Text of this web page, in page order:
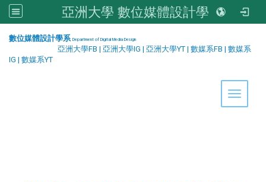
亞洲大學 數位媒體設計學系
數位媒體設計學系 Department of Digital Media Design
亞洲大學FB | 亞洲大學IG | 亞洲大學YT | 數媒系FB | 數媒系
IG | 數媒系YT
Toggle